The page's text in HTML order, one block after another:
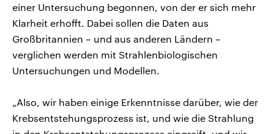
einer Untersuchung begonnen, von der er sich mehr
Klarheit erhofft. Dabei sollen die Daten aus
Großbritannien – und aus anderen Ländern –
verglichen werden mit Strahlenbiologischen
Untersuchungen und Modellen.
„Also, wir haben einige Erkenntnisse darüber, wie der
Krebsentstehungsprozess ist, und wie die Strahlung